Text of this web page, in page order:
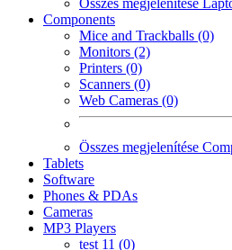
Összes megjelenítése
Components
Mice and Trackballs (0)
Monitors (2)
Printers (0)
Scanners (0)
Web Cameras (0)
Összes megjelenítése
Tablets
Software
Phones & PDAs
Cameras
MP3 Players
test 11 (0)